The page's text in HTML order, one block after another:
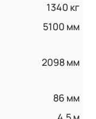
1340 кг
5100 мм
2098 мм
86 мм